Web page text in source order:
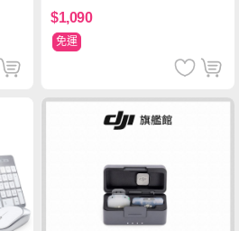
$1,090
免運